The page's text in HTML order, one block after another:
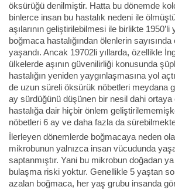
öksürüğü denilmiştir. Hatta bu dönemde
binlerce insan bu hastalık nedeni ile
aşılarının geliştirilebilmesi ile birlikte 1950’li
boğmaca hastalığından ölenlerin
yaşandı. Ancak 19702li yıllarda, özellikle
ülkelerde aşının güvenilirliği konusunda
hastalığın yeniden yaygınlaşmasına yol
de uzun süreli öksürük nöbetleri meydana
ay sürdüğünü düşünen bir nesil dahi ortaya
hastalığa dair hiçbir önlem
nöbetleri 6 ay ve daha fazla da
İlerleyen dönemlerde boğmacaya neden
mikrobunun yalnızca insan vücudunda
saptanmıştır. Yani bu mikrobun doğadan
bulaşma riski yoktur. Genellikle 5 yaştan
azalan boğmaca, her yaş grubu insanda